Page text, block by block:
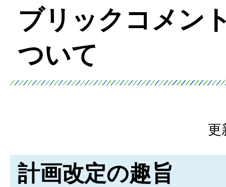
ブリックコメン
ついて
更
計画改定の趣旨